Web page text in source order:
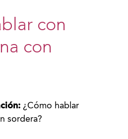
con
con
¿Cómo hablar
sordera?